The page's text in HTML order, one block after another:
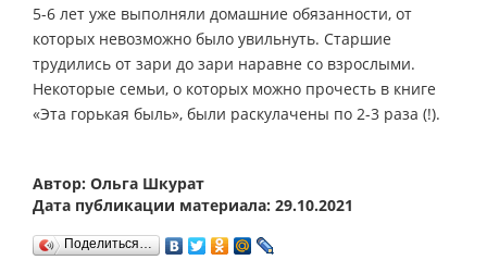
5-6 лет уже выполняли домашние обязанности, от
которых невозможно было увильнуть. Старшие
трудились от зари до зари наравне со взрослыми.
Некоторые семьи, о которых можно прочесть в книге
«Эта горькая быль», были раскулачены по 2-3 раза (!).
Автор: Ольга Шкурат
Дата публикации материала: 29.10.2021
Поделиться…